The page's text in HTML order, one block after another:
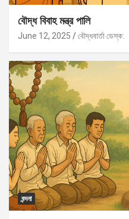
বৌদ্ধ বিবাহ মন্ত্র পালি
June 12, 2025 বৌদ্ধবার্তা ডেস্ক:
বন্দনা